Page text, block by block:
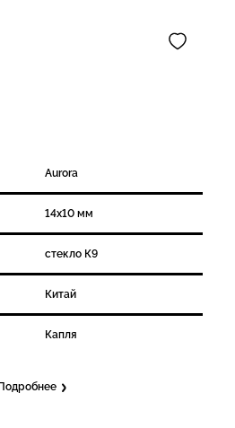
Aurora
14х10 мм
стекло К9
Китай
Капля
Подробнее